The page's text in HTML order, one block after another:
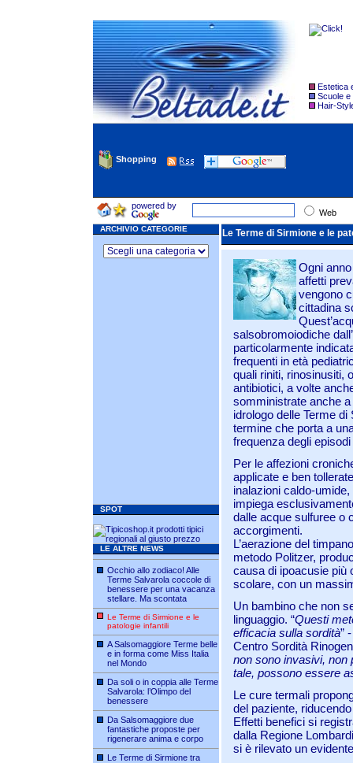
Estetica
Scuole e
Hair-
Shopping
powered by
Web
ARCHIVIO CATEGORIE
SPOT
LE ALTRE NEWS
Occhio allo zodiaco! Alle
Terme Salvarola coccole di
benessere per una vacanza
stellare. Ma scontata
Le Terme di Sirmione e le
patologie infantili
A Salsomaggiore Terme belle
e in forma come Miss Italia
nel Mondo
Da soli o in coppia alle Terme
Salvarola: l’Olimpo del
benessere
Da Salsomaggiore due
fantastiche proposte per
rigenerare anima e corpo
Le Terme di Sirmione tra
Le Terme di Sirmione e le
Ogni
affetti
vengono
cittadina
salsobromoiodiche
particolarmente
frequenti in età
quali riniti, rinosinusiti,
antibiotici, a volte
somministrate anche
idrologo delle Terme
termine che porta a
frequenza degli
Per le affezioni
applicate e ben
inalazioni caldo-
impiega
dalle acque sulfuree o
accorgimenti.
L’aerazione del
metodo Politzer,
causa di ipoacusie più
scolare, con un
Un bambino che non
linguaggio. “Questi
efficacia sulla sordità”
Centro Sordità
non sono invasivi, non
tale, possono essere
Le cure termali
del paziente,
Effetti benefici si
dalla Regione
si è rilevato un